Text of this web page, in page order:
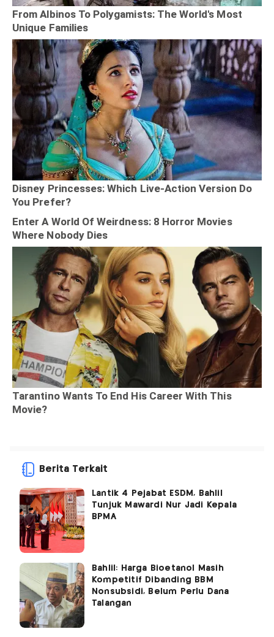
Berita Terkait
Lantik 4 Pejabat ESDM, Bahlil
Tunjuk Mawardi Nur Jadi Kepala
BPMA
Bahlil: Harga Bioetanol Masih
Kompetitif Dibanding BBM
Nonsubsidi, Belum Perlu Dana
Talangan